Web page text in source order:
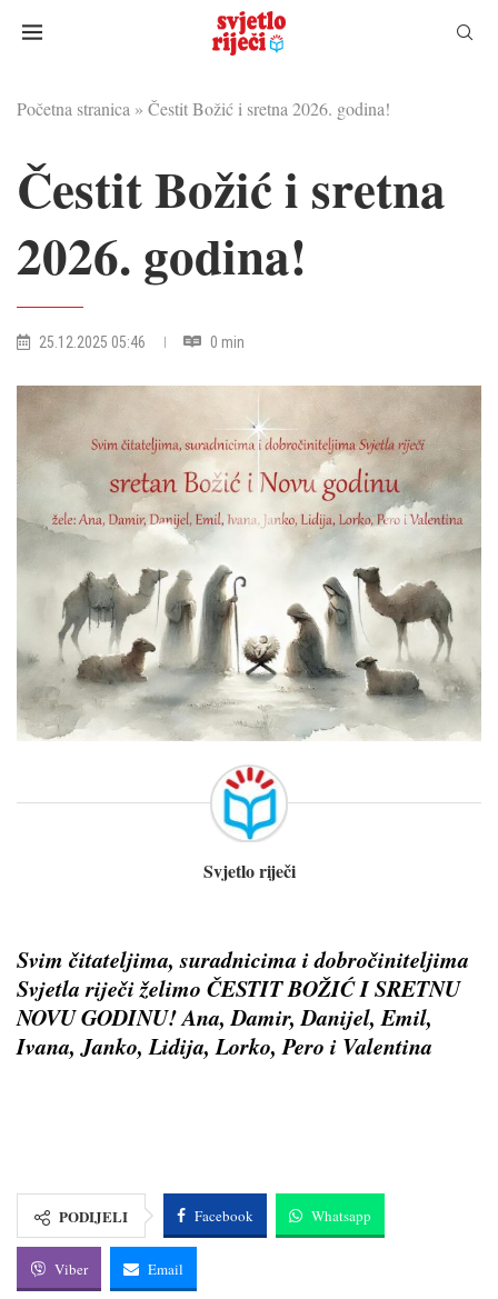
Početna stranica » Čestit Božić i sretna 2026. godina!
Čestit Božić i sretna
2026. godina!
25.12.2025 05:46 0 min
Svjetlo riječi
Svim čitateljima, suradnicima i dobročiniteljima
Svjetla riječi želimo ČESTIT BOŽIĆ I SRETNU
NOVU GODINU! Ana, Damir, Danijel, Emil,
Ivana, Janko, Lidija, Lorko, Pero i Valentina
PODIJELI Facebook Whatsapp
Viber Email